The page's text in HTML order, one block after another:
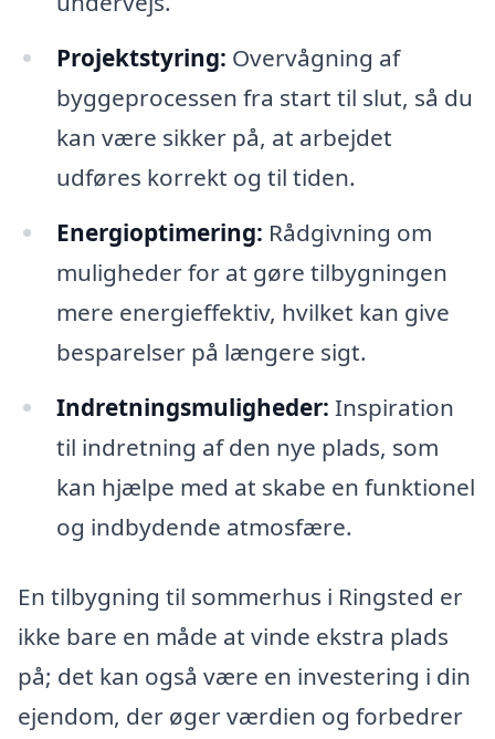
Projektstyring: Overvågning af
byggeprocessen fra start til slut, så du
kan være sikker på, at arbejdet
udføres korrekt og til tiden.
Energioptimering: Rådgivning om
muligheder for at gøre tilbygningen
mere energieffektiv, hvilket kan give
besparelser på længere sigt.
Indretningsmuligheder: Inspiration
til indretning af den nye plads, som
kan hjælpe med at skabe en funktionel
og indbydende atmosfære.
En tilbygning til sommerhus i Ringsted er
ikke bare en måde at vinde ekstra plads
på; det kan også være en investering i din
ejendom, der øger værdien og forbedrer